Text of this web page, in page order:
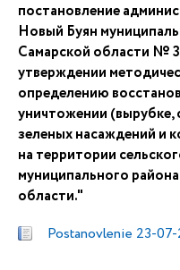
постановление
Новый Буян
Самарской области №
утверждении
определению
уничтожении (вырубке,
зеленых насаждений и
на территории
муниципального
области."
Postanovlenie 23-